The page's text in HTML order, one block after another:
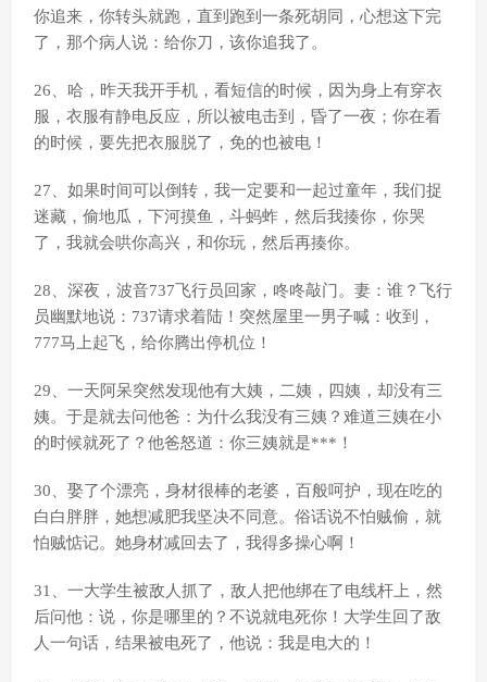
你追来，你转头就跑，直到跑到一条死胡同，心想这下完
了，那个病人说：给你刀，该你追我了。
26、哈，昨天我开手机，看短信的时候，因为身上有穿衣
服，衣服有静电反应，所以被电击到，昏了一夜；你在看
的时候，要先把衣服脱了，免的也被电！
27、如果时间可以倒转，我一定要和一起过童年，我们捉
迷藏，偷地瓜，下河摸鱼，斗蚂蚱，然后我揍你，你哭
了，我就会哄你高兴，和你玩，然后再揍你。
28、深夜，波音737飞行员回家，咚咚敲门。妻：谁？飞行
员幽默地说：737请求着陆！突然屋里一男子喊：收到，
777马上起飞，给你腾出停机位！
29、一天阿呆突然发现他有大姨，二姨，四姨，却没有三
姨。于是就去问他爸：为什么我没有三姨？难道三姨在小
的时候就死了？他爸怒道：你三姨就是***！
30、娶了个漂亮，身材很棒的老婆，百般呵护，现在吃的
白白胖胖，她想减肥我坚决不同意。俗话说不怕贼偷，就
怕贼惦记。她身材减回去了，我得多操心啊！
31、一大学生被敌人抓了，敌人把他绑在了电线杆上，然
后问他：说，你是哪里的？不说就电死你！大学生回了敌
人一句话，结果被电死了，他说：我是电大的！